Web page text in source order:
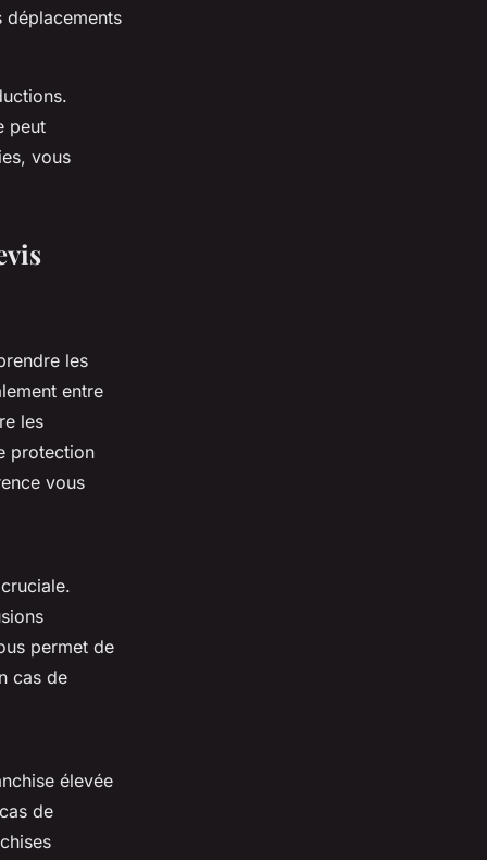
peut
vous
les
entre
les
protection
vous
permet de
cas de
élevée
de